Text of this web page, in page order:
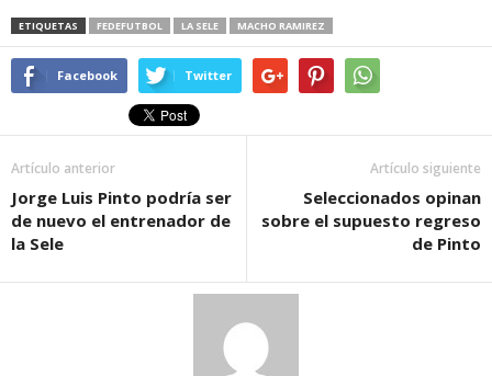
ETIQUETAS FEDEFUTBOL LA SELE MACHO RAMIREZ
Facebook Twitter
Artículo anterior
Jorge Luis Pinto podría ser
de nuevo el entrenador de
la Sele
Artículo siguiente
Seleccionados opinan
sobre el supuesto regreso
de Pinto